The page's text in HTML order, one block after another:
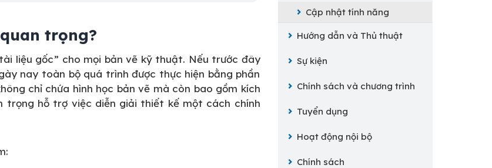
trọng?
liệu gốc” cho mọi bản vẽ kỹ thuật. Nếu trước đây
nay toàn bộ quá trình được thực hiện bằng phần
chỉ chứa hình học bản vẽ mà còn bao gồm kích
trọng hỗ trợ việc diễn giải thiết kế một cách chính
Cập nhật tính năng
Hướng dẫn và Thủ thuật
Sự kiện
Chính sách và chương trình
Tuyển dụng
Hoạt động nội bộ
Chính sách